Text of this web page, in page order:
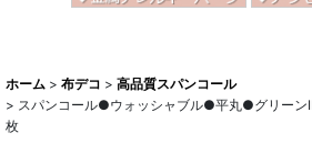
ホーム > 布デコ > 高品質スパンコール
> スパンコール●ウォッシャブル●平丸●グリー
枚